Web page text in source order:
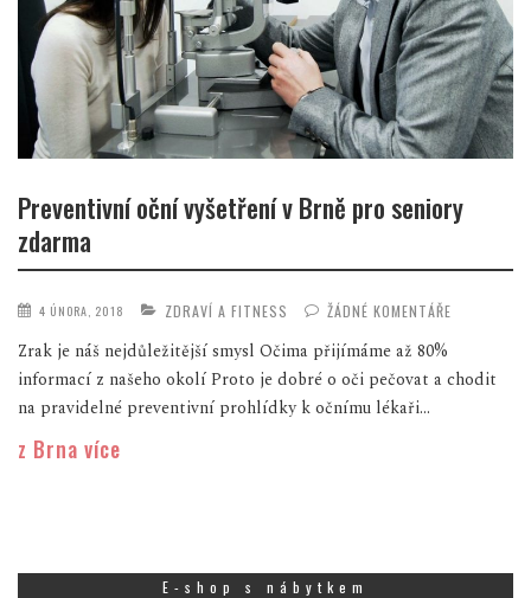
Preventivní oční vyšetření v Brně pro seniory
zdarma
4 ÚNORA, 2018 ZDRAVÍ A FITNESS ŽÁDNÉ KOMENTÁŘE
Zrak je náš nejdůležitější smysl Očima přijímáme až 80%
informací z našeho okolí Proto je dobré o oči pečovat a chodit
na pravidelné preventivní prohlídky k očnímu lékaři...
z Brna více
E-shop s nábytkem